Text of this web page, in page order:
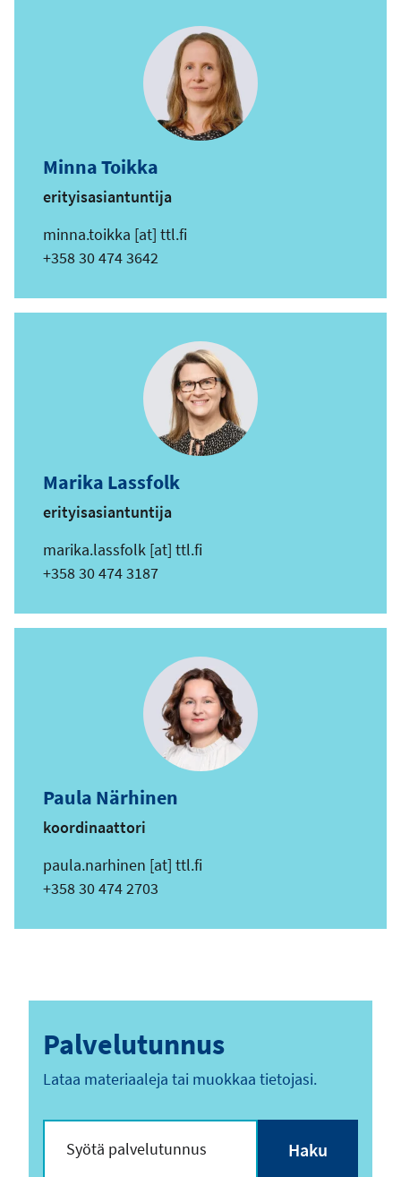
s
o
t
e
Minna Toikka
erityisasiantuntija
s
ä
k
s
o
t
e
minna.toikka [at] ttl.fi
Puhelin
+358 30 474 3642
Marika Lassfolk
erityisasiantuntija
s
ä
k
s
o
t
e
marika.lassfolk [at] ttl.fi
Puhelin
+358 30 474 3187
Paula Närhinen
koordinaattori
s
ä
k
o
t
i
s
paula.narhinen [at] ttl.fi
Puhelin
+358 30 474 2703
Palvelutunnus
Lataa materiaaleja tai muokkaa tietojasi.